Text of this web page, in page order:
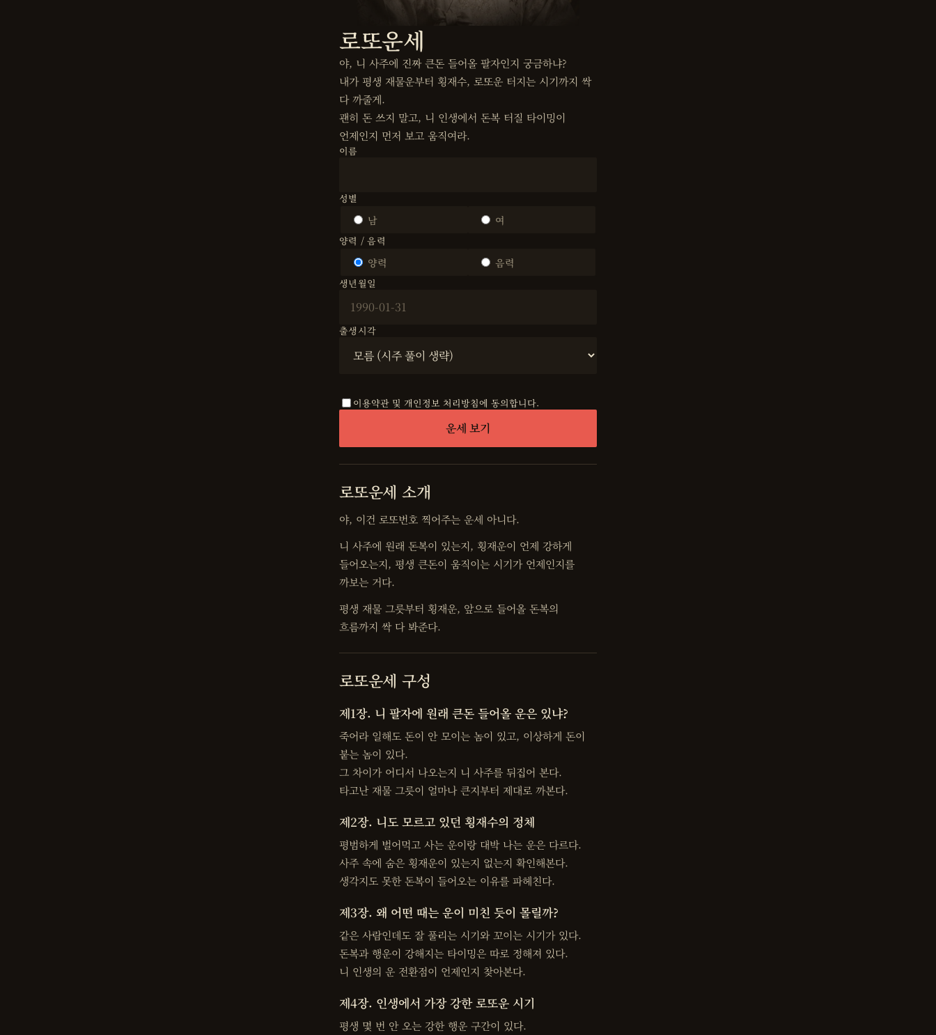
로또운세
야, 니 사주에 진짜 큰돈 들어올 팔자인지 궁금하냐?
내가 평생 재물운부터 횡재수, 로또운 터지는 시기까지 싹
다 까줄게.
괜히 돈 쓰지 말고, 니 인생에서 돈복 터질 타이밍이
언제인지 먼저 보고 움직여라.
이름
성별
남 여
양력 / 음력
양력 음력
생년월일
출생시각
이용약관 및 개인정보 처리방침에 동의합니다.
운세 보기
로또운세 소개
야, 이건 로또번호 찍어주는 운세 아니다.
니 사주에 원래 돈복이 있는지, 횡재운이 언제 강하게
들어오는지, 평생 큰돈이 움직이는 시기가 언제인지를
까보는 거다.
평생 재물 그릇부터 횡재운, 앞으로 들어올 돈복의
흐름까지 싹 다 봐준다.
로또운세 구성
제1장. 니 팔자에 원래 큰돈 들어올 운은 있냐?
죽어라 일해도 돈이 안 모이는 놈이 있고, 이상하게 돈이
붙는 놈이 있다.
그 차이가 어디서 나오는지 니 사주를 뒤집어 본다.
타고난 재물 그릇이 얼마나 큰지부터 제대로 까본다.
제2장. 니도 모르고 있던 횡재수의 정체
평범하게 벌어먹고 사는 운이랑 대박 나는 운은 다르다.
사주 속에 숨은 횡재운이 있는지 없는지 확인해본다.
생각지도 못한 돈복이 들어오는 이유를 파헤친다.
제3장. 왜 어떤 때는 운이 미친 듯이 몰릴까?
같은 사람인데도 잘 풀리는 시기와 꼬이는 시기가 있다.
돈복과 행운이 강해지는 타이밍은 따로 정해져 있다.
니 인생의 운 전환점이 언제인지 찾아본다.
제4장. 인생에서 가장 강한 로또운 시기
평생 몇 번 안 오는 강한 행운 구간이 있다.